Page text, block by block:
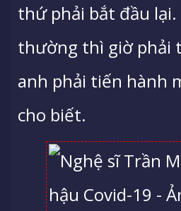
thứ phải bắt đầu
thường thì giờ phải
anh phải tiến hành
cho biết.